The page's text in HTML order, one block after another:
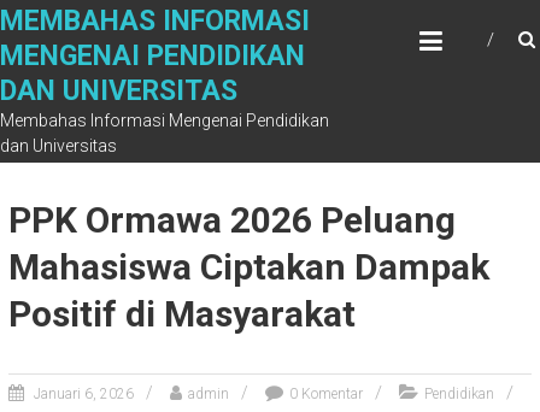
Skip
content
MEMBAHAS INFORMASI
MENGENAI PENDIDIKAN
DAN UNIVERSITAS
Membahas Informasi Mengenai Pendidikan
dan Universitas
PPK Ormawa 2026 Peluang
Mahasiswa Ciptakan Dampak
Positif di Masyarakat
Januari 6, 2026 admin 0 Komentar Pendidikan